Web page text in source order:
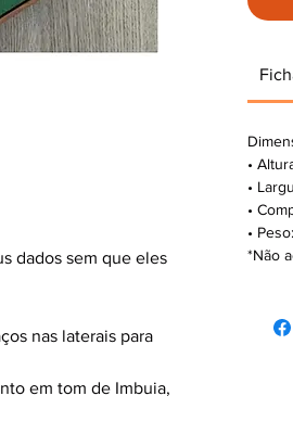
dados sem que eles
nas laterais para
em tom de Imbuia,
•
•
•
•
*Não